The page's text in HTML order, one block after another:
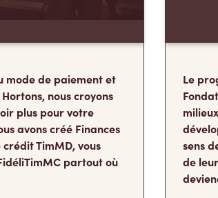
mode de paiement et
nous croyons
plus pour votre
avons créé Finances
TimMD, vous
partout où
Le
sens
de